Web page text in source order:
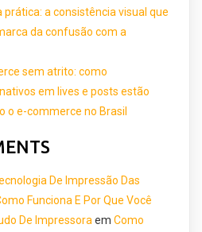
prática: a consistência visual que
da confusão com a
sem atrito: como
em lives e posts estão
o e-commerce no Brasil
De Impressão Das
Funciona E Por Que Você
De Impressora em Como